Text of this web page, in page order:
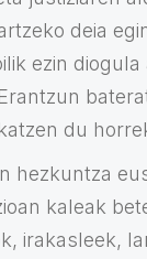
deia
ezin diogula
du
hezkuntza
kaleak
irakasleek,